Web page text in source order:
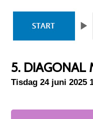
5. DIAGONAL
Tisdag 24 juni 2025